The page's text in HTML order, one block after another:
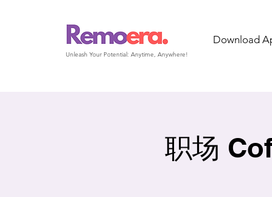
Download
Unleash Your Potential: Anytime, Anywhere!
职场